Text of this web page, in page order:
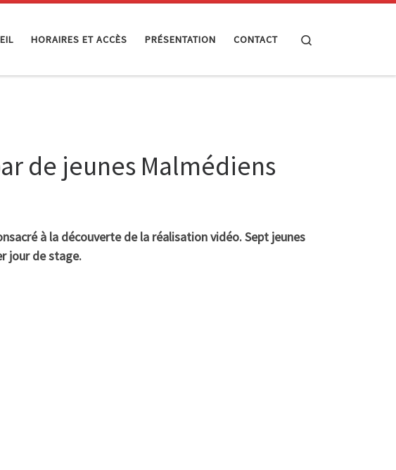
HORAIRES ET ACCÈS PRÉSENTATION CONTACT
de jeunes Malmédiens
à la découverte de la réalisation vidéo.Sept jeunes
jour de stage.